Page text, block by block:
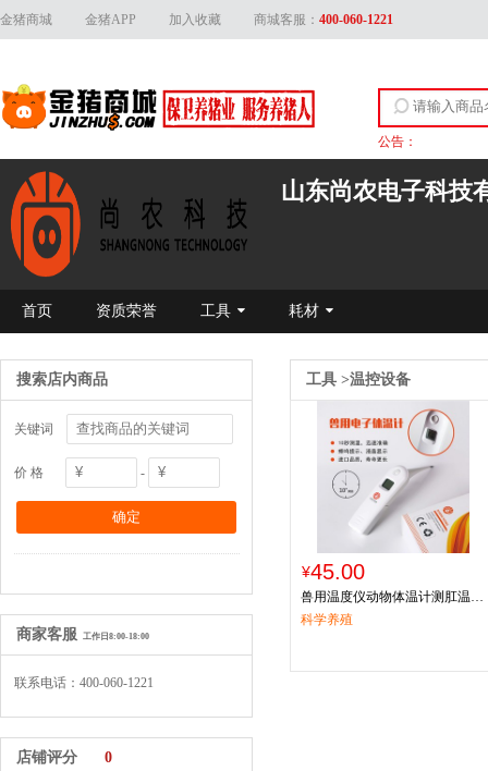
金猪商城 金猪APP 加入收藏 商城客服： 400-060-1221
公告：
山东尚农电子科技
首页 资质荣誉 工具 耗材
搜索店内商品
关键词
价 格 -
商家客服 工作日8:00-18:00
联系电话：400-060-1221
店铺评分 0
工具 >温控设备
¥45.00
兽用温度仪动物体温计测肛温电
子体温计猪用宠物用体温计
科学养殖